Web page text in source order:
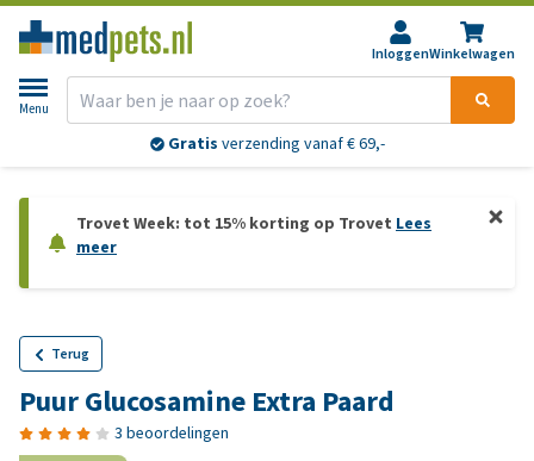
InloggenWinkelwagen
Menu
Gratis verzending vanaf € 69,-
Trovet Week: tot 15% korting op Trovet Lees
meer
Terug
Puur Glucosamine Extra Paard
3 beoordelingen